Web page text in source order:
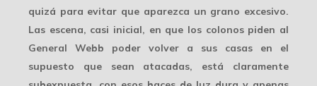
quizá para evitar que aparezca un grano excesivo.
Las escena, casi inicial, en que los colonos piden al
General Webb poder volver a sus casas en el
supuesto que sean atacadas, está claramente